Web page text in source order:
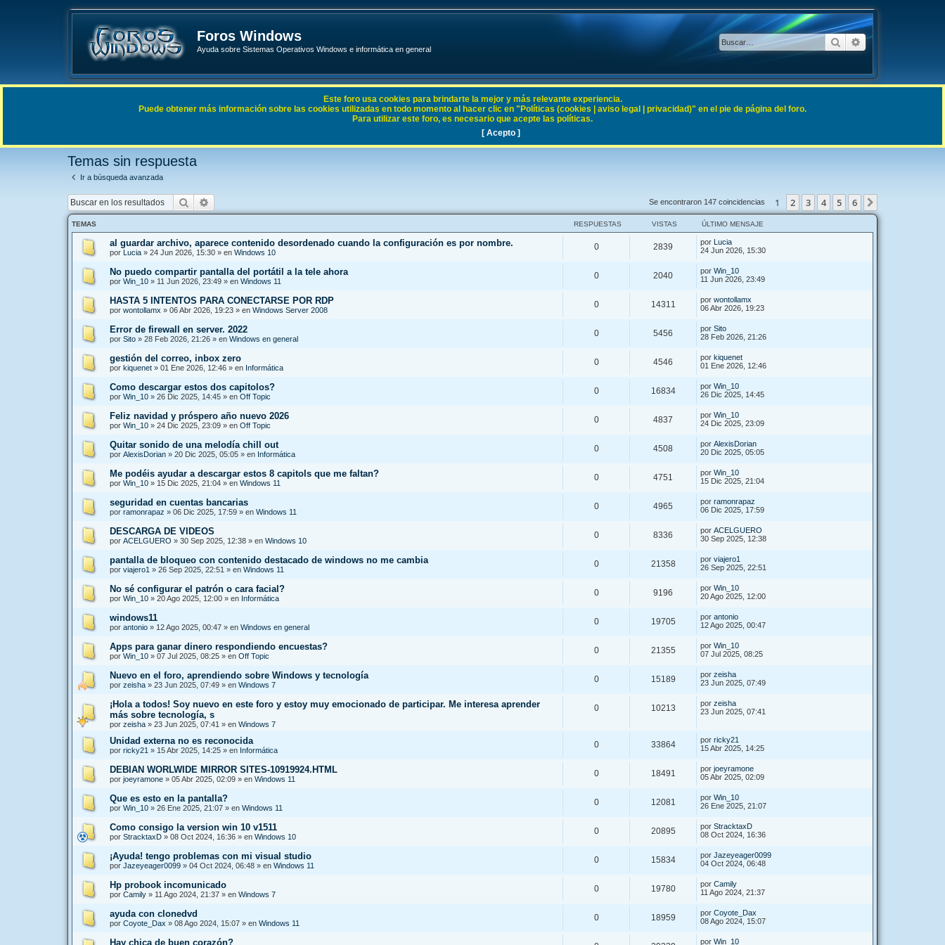
Foros Windows
Ayuda sobre Sistemas Operativos Windows e informática en general
BuscarBúsqueda
Enlaces rápidos FAQ
Temas sin respuesta
Ir a búsqueda avanzada
Buscar Se encontraron 147 coincidencias 1 2 3 4 5 6
TEMAS RESPUESTAS VISTAS ÚLTIMO MENSAJE
al guardar archivo, aparece contenido desordenado cuando la configuración es por nombre.
por Lucia » 24 Jun 2026, 15:30 » en Windows 10
0 2839 por Lucia
24 Jun 2026, 15:30
No puedo compartir pantalla del portátil a la tele ahora
por Win_10 » 11 Jun 2026, 23:49 » en Windows 11
0 2040 por Win_10
11 Jun 2026, 23:49
HASTA 5 INTENTOS PARA CONECTARSE POR RDP
por wontollamx » 06 Abr 2026, 19:23 » en Windows Server 2008
0 14311 por wontollamx
06 Abr 2026, 19:23
Error de firewall en server. 2022
por Sito » 28 Feb 2026, 21:26 » en Windows en general
0 5456 por Sito
28 Feb 2026, 21:26
gestión del correo, inbox zero
por kiquenet » 01 Ene 2026, 12:46 » en Informática
0 4546 por kiquenet
01 Ene 2026, 12:46
Como descargar estos dos capitolos?
por Win_10 » 26 Dic 2025, 14:45 » en Off Topic
0 16834 por Win_10
26 Dic 2025, 14:45
Feliz navidad y próspero año nuevo 2026
por Win_10 » 24 Dic 2025, 23:09 » en Off Topic
0 4837 por Win_10
24 Dic 2025, 23:09
Quitar sonido de una melodía chill out
por AlexisDorian » 20 Dic 2025, 05:05 » en Informática
0 4508 por AlexisDorian
20 Dic 2025, 05:05
Me podéis ayudar a descargar estos 8 capitols que me faltan?
por Win_10 » 15 Dic 2025, 21:04 » en Windows 11
0 4751 por Win_10
15 Dic 2025, 21:04
seguridad en cuentas bancarias
por ramonrapaz » 06 Dic 2025, 17:59 » en Windows 11
0 4965 por ramonrapaz
06 Dic 2025, 17:59
DESCARGA DE VIDEOS
por ACELGUERO » 30 Sep 2025, 12:38 » en Windows 10
0 8336 por ACELGUERO
30 Sep 2025, 12:38
pantalla de bloqueo con contenido destacado de windows no me cambia
por viajero1 » 26 Sep 2025, 22:51 » en Windows 11
0 21358 por viajero1
26 Sep 2025, 22:51
No sé configurar el patrón o cara facial?
por Win_10 » 20 Ago 2025, 12:00 » en Informática
0 9196 por Win_10
20 Ago 2025, 12:00
windows11
por antonio » 12 Ago 2025, 00:47 » en Windows en general
0 19705 por antonio
12 Ago 2025, 00:47
Apps para ganar dinero respondiendo encuestas?
por Win_10 » 07 Jul 2025, 08:25 » en Off Topic
0 21355 por Win_10
07 Jul 2025, 08:25
Nuevo en el foro, aprendiendo sobre Windows y tecnología
por zeisha » 23 Jun 2025, 07:49 » en Windows 7
0 15189 por zeisha
23 Jun 2025, 07:49
¡Hola a todos! Soy nuevo en este foro y estoy muy emocionado de participar. Me interesa aprender
más sobre tecnología, s
por zeisha » 23 Jun 2025, 07:41 » en Windows 7
0 10213 por zeisha
23 Jun 2025, 07:41
Unidad externa no es reconocida
por ricky21 » 15 Abr 2025, 14:25 » en Informática
0 33864 por ricky21
15 Abr 2025, 14:25
DEBIAN WORLWIDE MIRROR SITES-10919924.HTML
por joeyramone » 05 Abr 2025, 02:09 » en Windows 11
0 18491 por joeyramone
05 Abr 2025, 02:09
Que es esto en la pantalla?
por Win_10 » 26 Ene 2025, 21:07 » en Windows 11
0 12081 por Win_10
26 Ene 2025, 21:07
Como consigo la version win 10 v1511
por StracktaxD » 08 Oct 2024, 16:36 » en Windows 10
0 20895 por StracktaxD
08 Oct 2024, 16:36
¡Ayuda! tengo problemas con mi visual studio
por Jazeyeager0099 » 04 Oct 2024, 06:48 » en Windows 11
0 15834 por Jazeyeager0099
04 Oct 2024, 06:48
Hp probook incomunicado
por Camily » 11 Ago 2024, 21:37 » en Windows 7
0 19780 por Camily
11 Ago 2024, 21:37
ayuda con clonedvd
por Coyote_Dax » 08 Ago 2024, 15:07 » en Windows 11
0 18959 por Coyote_Dax
08 Ago 2024, 15:07
Hay chica de buen corazón? por Win_10
Este foro usa cookies para brindarte la mejor y más relevante experiencia.
Puede obtener más información sobre las cookies utilizadas en todo momento al hacer clic en "Políticas (cookies | aviso legal | privacidad)" en el pie de página del foro.
Para utilizar este foro, es necesario que acepte las políticas.
[ Acepto ]